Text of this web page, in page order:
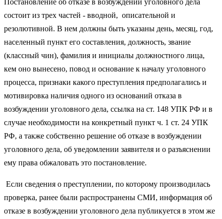
состоит из трех частей - вводной, описательной и
резолютивной. В нем должны быть указаны день, месяц, год,
населенный пункт его составления, должность, звание
(классный чин), фамилия и инициалы должностного лица,
кем оно вынесено, повод и основание к началу уголовного
процесса, признаки какого преступления предполагались и
мотивировка наличия одного из оснований отказа в
возбуждении уголовного дела, ссылка на ст. 148 УПК РФ и в
случае необходимости на конкретный пункт ч. 1 ст. 24 УПК
РФ, а также собственно решение об отказе в возбуждении
уголовного дела, об уведомлении заявителя и о разъяснении
ему права обжаловать это постановление.
Если сведения о преступлении, по которому производилась
проверка, ранее были распространены СМИ, информация об
отказе в возбуждении уголовного дела публикуется в этом же